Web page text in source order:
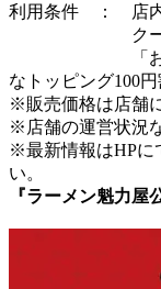
利用条件 ： 店内
クーポンは1
「お好きな
なトッピング100
※販売価格は店
※店舗の運営状況
※最新情報はHPに
い。
『ラーメン魁力屋